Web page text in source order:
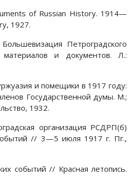
of Russian History. 1914—
1927.
Петроградского
материалов и документов. Л.:
и помещики в 1917 году:
Государственной думы. М.;
1932.
организация РСДРП(б)
// 3—5 июля 1917 г. Пг.,
событий // Красная летопись.